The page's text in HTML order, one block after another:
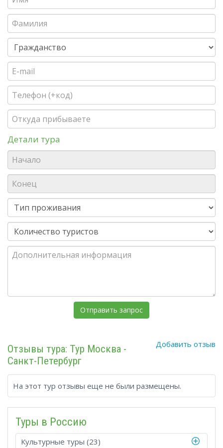
Детали тура
Добавить отзыв
Отзывы тура: Тур Москва -
Санкт-Петербург
На этот тур отзывы еще не были размещены.
Туры в Росcию
Культурные туры (23)